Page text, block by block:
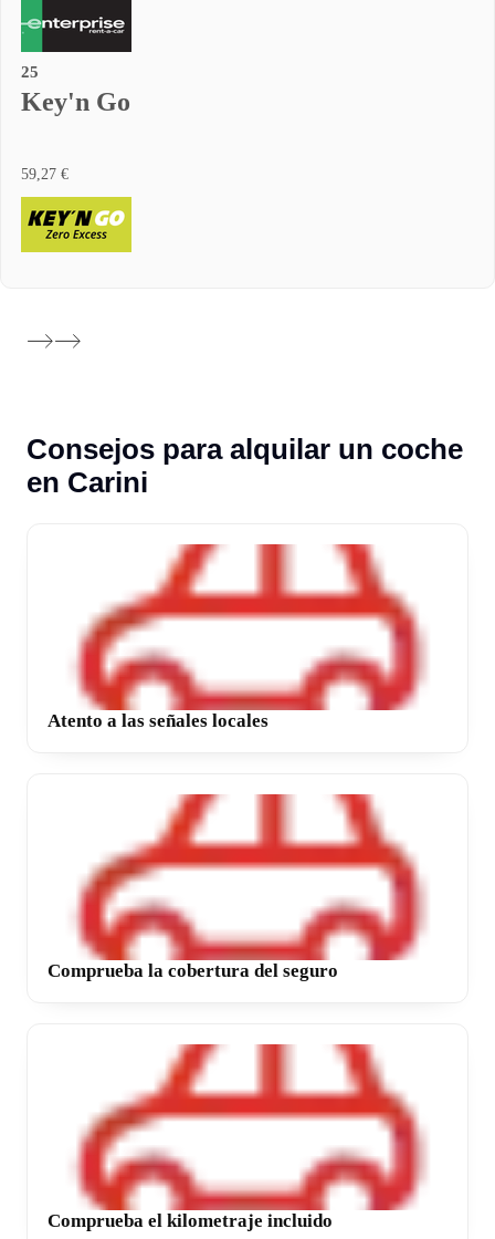
25
Key'n Go
59,27 €
Consejos para alquilar un coche
en Carini
Atento a las señales locales
Comprueba la cobertura del seguro
Comprueba el kilometraje incluido